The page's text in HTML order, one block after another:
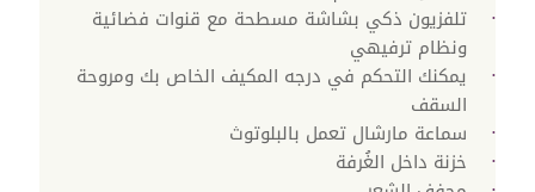
تلفزيون ذكي بشاشة مسطحة مع قنوات فضائية
ونظام ترفيهي
يمكنك التحكم في درجه المكيف الخاص بك ومروحة
السقف
سماعة مارشال تعمل بالبلوتوث
خزنة داخل الغُرفة